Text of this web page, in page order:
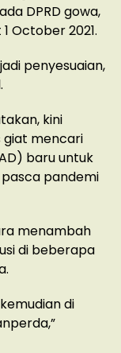
DPRD gowa,
October 2021.
penyesuaian,
kini
giat mencari
baru untuk
pandemi
menambah
di beberapa
di